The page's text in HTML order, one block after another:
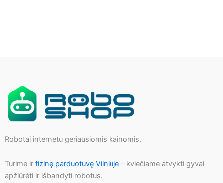
Robotai internetu geriausiomis kainomis.
Turime ir fizinę parduotuvę Vilniuje – kviečiame atvykti gyvai
apžiūrėti ir išbandyti robotus.